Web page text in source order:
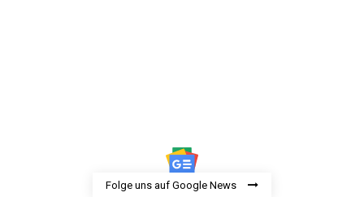
Folge uns auf Google News